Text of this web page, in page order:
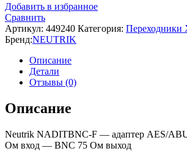
Добавить в избранное
Сравнить
Артикул: 449240 Категория: Переходники
Бренд:NEUTRIK
Описание
Детали
Отзывы (0)
Описание
Neutrik NADITBNC-F — адаптер AES/
Ом вход — BNC 75 Ом выход